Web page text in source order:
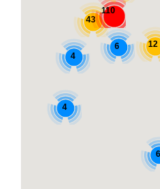
43
110
4
4
6 12
6